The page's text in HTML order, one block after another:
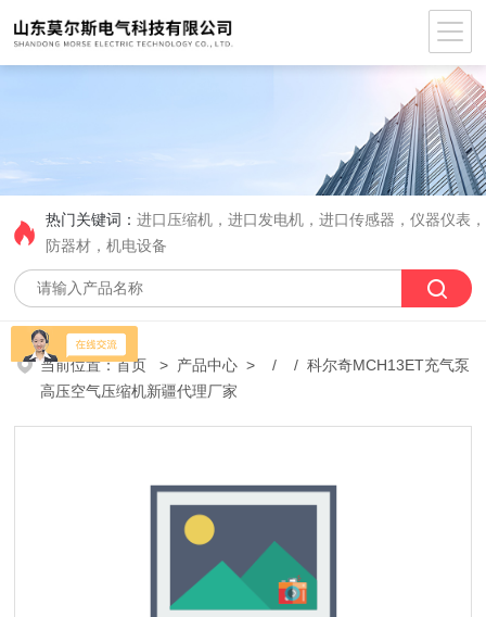
热门关键词：进口压缩机，进口发电机，进口传感器，仪器仪表
防器材，机电设备
当前位置：首页 > 产品中心 > / / 科尔奇MCH13ET充气泵
高压空气压缩机新疆代理厂家